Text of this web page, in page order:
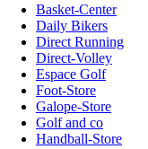
Basket-Center
Daily Bikers
Direct Running
Direct-Volley
Espace Golf
Foot-Store
Galope-Store
Golf and co
Handball-Store